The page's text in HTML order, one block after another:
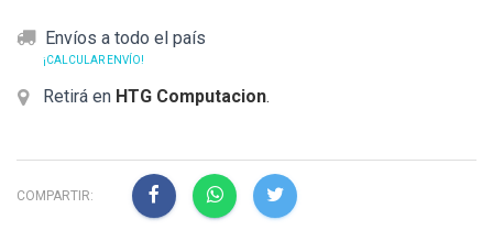
Envíos a todo el país
¡CALCULAR ENVÍO!
Retirá en HTG Computacion.
COMPARTIR: